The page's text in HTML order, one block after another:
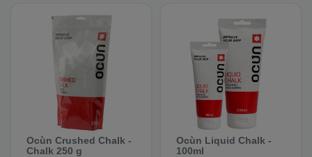
Ocùn Crushed Chalk -
Chalk 250 g
Ocùn Liquid Chalk -
100ml